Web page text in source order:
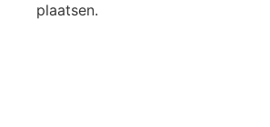
plaatsen.